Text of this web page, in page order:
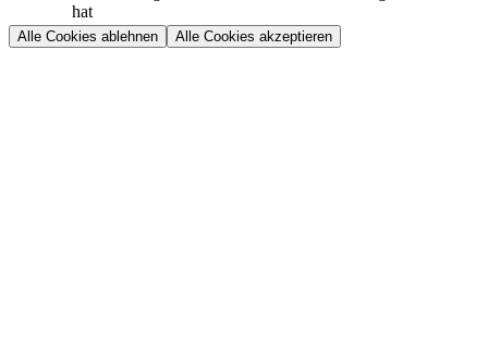
hat
Alle Cookies ablehnen Alle Cookies akzeptieren